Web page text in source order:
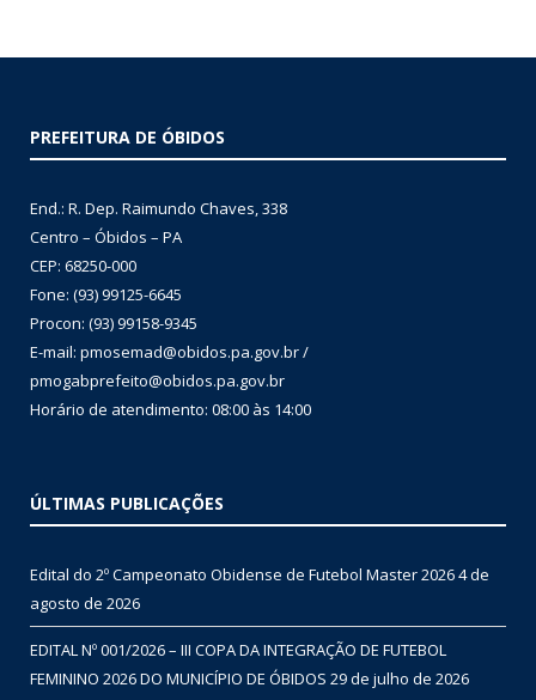
PREFEITURA DE ÓBIDOS
End.: R. Dep. Raimundo Chaves, 338
Centro – Óbidos – PA
CEP: 68250-000
Fone: (93) 99125-6645
Procon: (93) 99158-9345
E-mail: pmosemad@obidos.pa.gov.br /
pmogabprefeito@obidos.pa.gov.br
Horário de atendimento: 08:00 às 14:00
ÚLTIMAS PUBLICAÇÕES
Edital do 2º Campeonato Obidense de Futebol Master 20264 de
agosto de 2026
EDITAL Nº 001/2026 – III COPA DA INTEGRAÇÃO DE FUTEBOL
FEMININO 2026 DO MUNICÍPIO DE ÓBIDOS 29 de julho de 2026